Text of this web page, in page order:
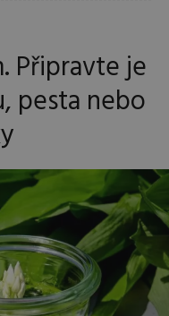
Připravte je
pesta nebo